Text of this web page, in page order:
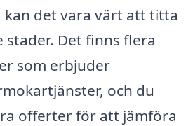
kan det vara värt att titta
städer. Det finns flera
som erbjuder
och du
offerter för att jämföra